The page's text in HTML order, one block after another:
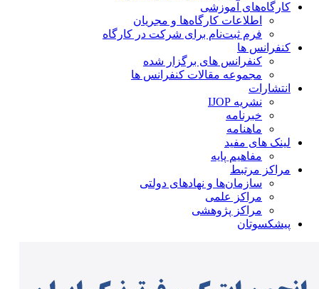
کارگاه‌های آموزشی
اطلاعات کارگاه‌ها و مجریان
فرم ثبت‌نام برای شرکت در کارگاه
کنفرانس ها
کنفرانس های برگزار شده
مجموعه مقالات کنفرانس ها
انتشارات
نشریه IJOP
خبرنامه
ماهنامه
لینک های مفید
مفاهیم پایه
مراکز مرتبط
سازمان‌ها و نهادهای دولتی
مراکز علمی
مراکز پژوهشی
پیشکسوتان